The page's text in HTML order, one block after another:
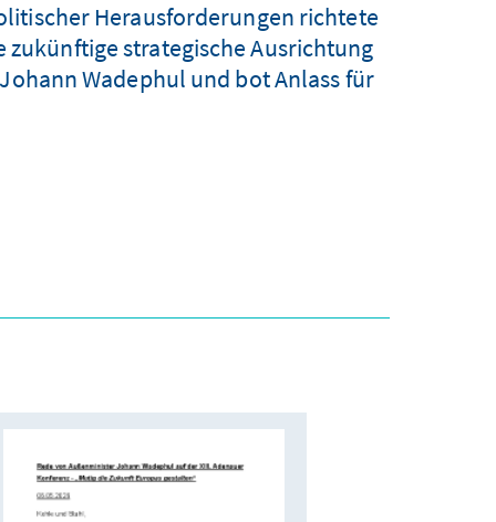
Herausforderungen richtete
zukünftige strategische Ausrichtung
Wadephul und bot Anlass für